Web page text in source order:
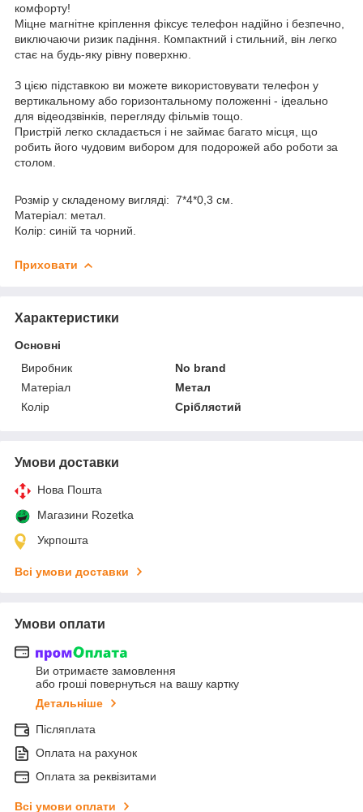
комфорту!
Міцне магнітне кріплення фіксує телефон надійно і безпечно,
виключаючи ризик падіння. Компактний і стильний, він легко
стає на будь-яку рівну поверхню.
З цією підставкою ви можете використовувати телефон у
вертикальному або горизонтальному положенні - ідеально
для відеодзвінків, перегляду фільмів тощо.
Пристрій легко складається і не займає багато місця, що
робить його чудовим вибором для подорожей або роботи за
столом.
Розмір у складеному вигляді: 7*4*0,3 см.
Матеріал: метал.
Колір: синій та чорний.
Приховати
Характеристики
Основні
Виробник
No brand
Матеріал
Метал
Колір
Сріблястий
Умови доставки
Нова Пошта
Магазини Rozetka
Укрпошта
Всі умови доставки
Умови оплати
Ви отримаєте замовлення
або гроші повернуться на вашу картку
Детальніше
Післяплата
Оплата на рахунок
Оплата за реквізитами
Всі умови оплати